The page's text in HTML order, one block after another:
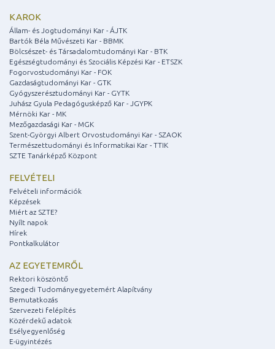
KAROK
Állam- és Jogtudományi Kar - ÁJTK
Bartók Béla Művészeti Kar - BBMK
Bölcsészet- és Társadalomtudományi Kar - BTK
Egészségtudományi és Szociális Képzési Kar - ETSZK
Fogorvostudományi Kar - FOK
Gazdaságtudományi Kar - GTK
Gyógyszerésztudományi Kar - GYTK
Juhász Gyula Pedagógusképző Kar - JGYPK
Mérnöki Kar - MK
Mezőgazdasági Kar - MGK
Szent-Györgyi Albert Orvostudományi Kar - SZAOK
Természettudományi és Informatikai Kar - TTIK
SZTE Tanárképző Központ
FELVÉTELI
Felvételi információk
Képzések
Miért az SZTE?
Nyílt napok
Hírek
Pontkalkulátor
AZ EGYETEMRŐL
Rektori köszöntő
Szegedi Tudományegyetemért Alapítvány
Bemutatkozás
Szervezeti felépítés
Közérdekű adatok
Esélyegyenlőség
E-ügyintézés